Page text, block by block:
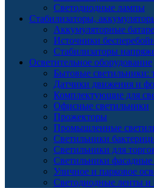
Светодиодные лампы
Стабилизаторы,
Аккумуляторные
Источники
Стабилизаторы
Осветительное оборудование
Бытовые
Датчики движения и
Комплектующие для
Офисные светильники
Прожекторы
Промышленные
Светильники
Светильники для
Светильники
Уличное и парковое
Светодиодные ленты